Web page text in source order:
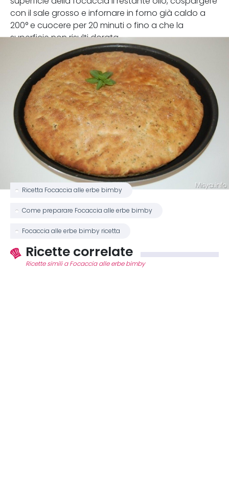
con il sale grosso e infornare in forno già caldo a
200° e cuocere per 20 minuti o fino a che la
superficie non risulti dorata.
Ricetta Focaccia alle erbe bimby
Come preparare Focaccia alle erbe bimby
Focaccia alle erbe bimby ricetta
Ricette correlate
Ricette simili a Focaccia alle erbe bimby